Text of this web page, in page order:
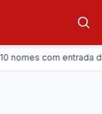
com entrada da